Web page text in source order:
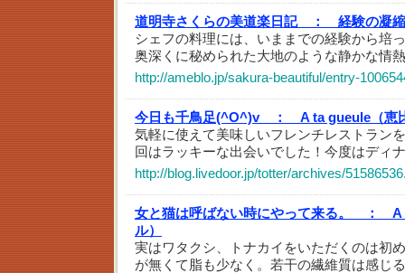
道明寺さくらの美道楽日記 ：
経験の凝
シェフの料理には、いままでの経験から培
奥深くに秘められた大地のような静かな情
http://ameblo.jp/sakura-beautiful/entry-
今日も千鳥足(^O^)v ：
A ta gueule（恵
気軽に使えて美味しいフレンチレストラン
回はラッキーな出会いでした！今度はディ
http://blog.livedoor.jp/totter/archives/
女と猫は呼ばない時にやって来る。 ：
A
ル）
実はワタクシ、トナカイをいただくのは初
が無くて脂も少なく。若干の繊維質は感じ